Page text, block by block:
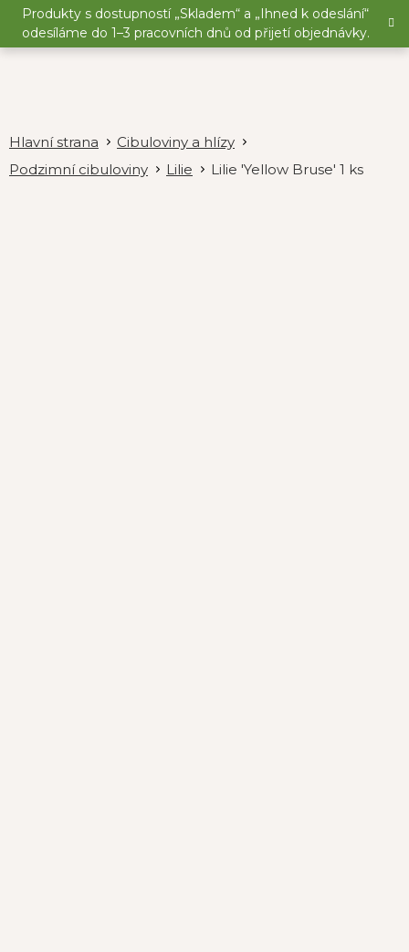
Přejít
obsah
Produkty s dostupností „Skladem“ a „Ihned k odeslání“
odesíláme do 1–3 pracovních dnů od přijetí objednávky.
Cibuloviny a hlízy
Podzimní cibuloviny
Lilie Lilie 'Yellow Bruse' 1 ks